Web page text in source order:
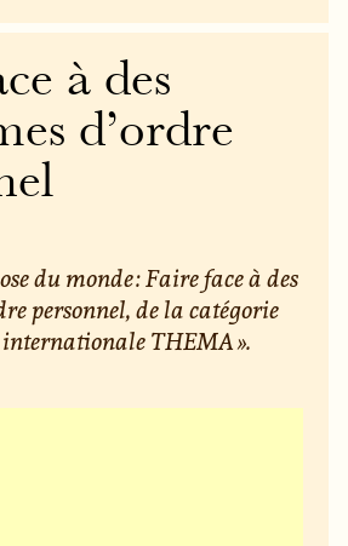
à des
d’ordre
du monde : Faire face à des
personnel, de la catégorie
THEMA ».